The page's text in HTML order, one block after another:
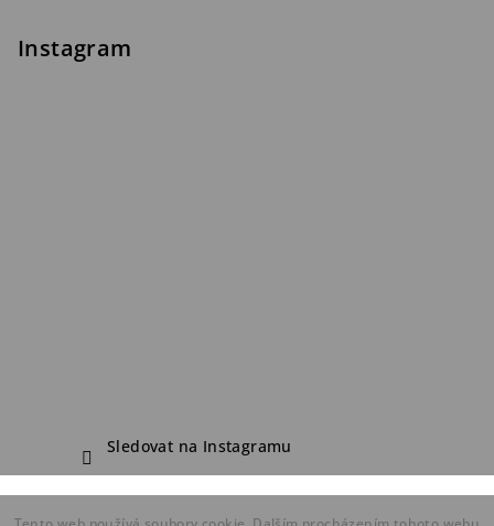
Instagram
Sledovat na Instagramu
Copyright 2026FDF Bike Shop. Všechna práva vyhrazena.